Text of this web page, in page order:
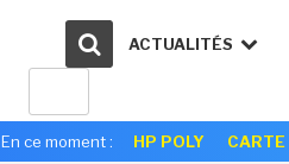
ACTUALITÉS
En ce moment : HP POLY CARTE